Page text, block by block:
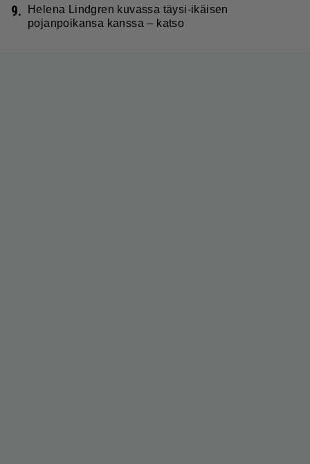
9.
Helena Lindgren kuvassa täysi-ikäisen
pojanpoikansa kanssa – katso